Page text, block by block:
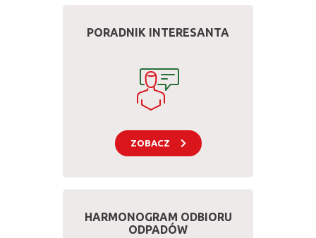
PORADNIK INTERESANTA
ZOBACZ
HARMONOGRAM ODBIORU
ODPADÓW